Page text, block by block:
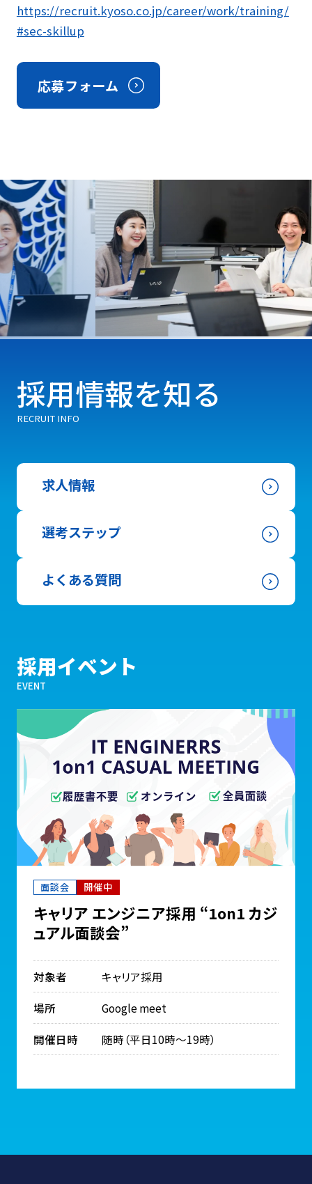
https://recruit.kyoso.co.jp/career/work/training/
#sec-skillup
応募フォーム
採用情報を知る
RECRUIT INFO
求人情報
選考ステップ
よくある質問
採用イベント
EVENT
面談会 開催中
キャリア エンジニア採用 “1on1 カジ
ュアル面談会”
対象者 キャリア採用
場所 Google meet
開催日時 随時（平日10時～19時）